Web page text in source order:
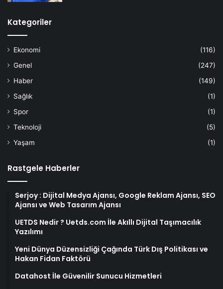
Kategoriler
Ekonomi
(116)
Genel
(247)
Haber
(149)
Sağlık
(1)
Spor
(1)
Teknoloji
(5)
Yaşam
(1)
Rastgele Haberler
Serjoy : Dijital Medya Ajansı, Google Reklam Ajansı, SEO
Ajansı ve Web Tasarım Ajansı
UETDS Nedir ? Uetds.com İle Akıllı Dijital Taşımacılık
Yazılımı
Yeni Dünya Düzensizliği Çağında Türk Dış Politikası ve
Hakan Fidan Faktörü
Datahost İle Güvenilir Sunucu Hizmetleri